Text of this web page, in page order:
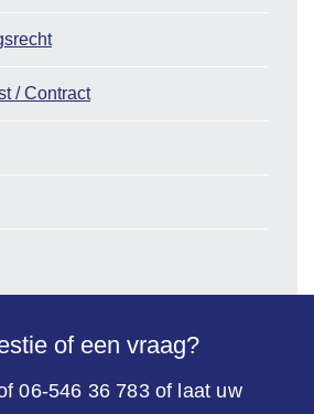
/ Contract
of een vraag?
06-546 36 783 of laat uw